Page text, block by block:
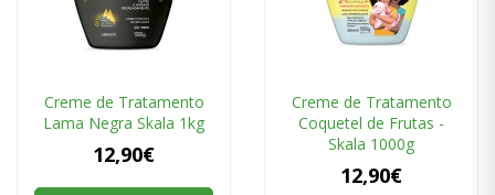
Creme de Tratamento
Lama Negra Skala 1kg
12,90€
Creme de Tratamento
Coquetel de Frutas -
Skala 1000g
12,90€